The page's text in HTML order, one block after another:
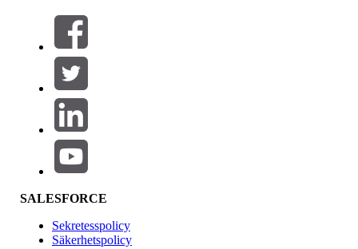
Filter (0)
VÄLJ FILTER
Produktområde
Funktionspåverkan
SALESFORCE
Sekretesspolicy
Säkerhetspolicy